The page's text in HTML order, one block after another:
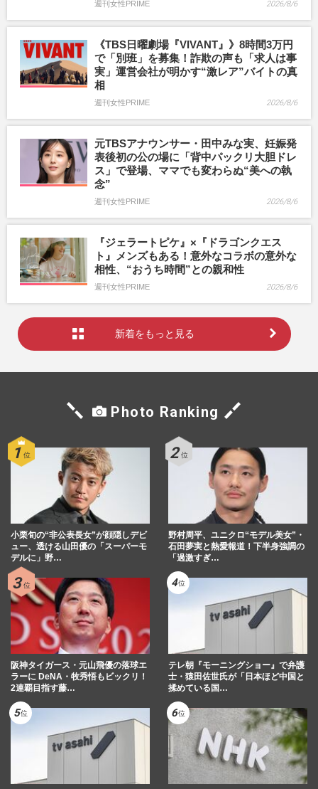
週刊女性PRIME 2026/8/6
《TBS日曜劇場『VIVANT』》8時間3万円
で「別班」を募集！詐欺の声も「求人は事
実」運営会社が明かす“激レア”バイトの真
相
週刊女性PRIME 2026/8/6
元TBSアナウンサー・田中みな実、妊娠発
表後初の公の場に「背中パックリ大胆ドレ
ス」で登場、ママでも変わらぬ“美への執
念”
週刊女性PRIME 2026/8/6
『ジェラートピケ』×『ドラゴンクエス
ト』メンズもある！意外なコラボの意外な
相性、“おうち時間”との親和性
週刊女性PRIME 2026/8/6
新着をもっと見る
Photo Ranking
小栗旬の“非公表長女”が顔隠しデビ
ュー、透ける山田優の「スーパーモ
デルに」野…
野村周平、ユニクロ“モデル美女”・
石田夢実と熱愛報道！下半身強調の
「過激すぎ…
阪神タイガース・元山飛優の落球エ
ラーに DeNA・牧秀悟もビックリ！
2連覇目指す藤…
テレ朝『モーニングショー』で弁護
士・猿田佐世氏が「日本ほど中国と
揉めている国…